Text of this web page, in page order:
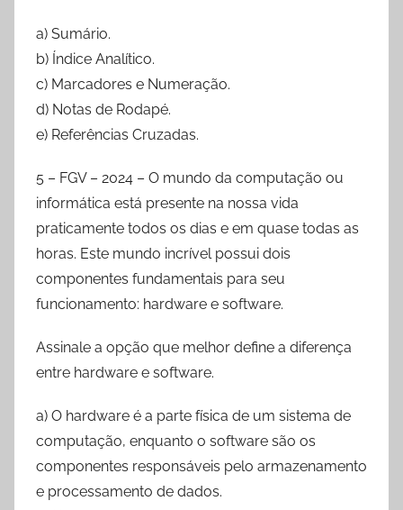
a) Sumário.
b) Índice Analítico.
c) Marcadores e Numeração.
d) Notas de Rodapé.
e) Referências Cruzadas.
5 – FGV – 2024 – O mundo da computação ou
informática está presente na nossa vida
praticamente todos os dias e em quase todas as
horas. Este mundo incrível possui dois
componentes fundamentais para seu
funcionamento: hardware e software.
Assinale a opção que melhor define a diferença
entre hardware e software.
a) O hardware é a parte física de um sistema de
computação, enquanto o software são os
componentes responsáveis pelo armazenamento
e processamento de dados.